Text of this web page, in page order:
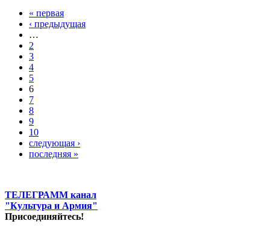
« первая
‹ предыдущая
…
2
3
4
5
6
7
8
9
10
следующая ›
последняя »
ТЕЛЕГРАММ канал
"Культура и Армия"
Присоединяйтесь!